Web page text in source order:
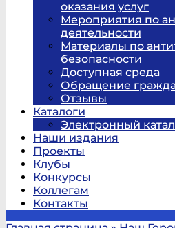
оказания услуг
Мероприятия по
деятельности
Материалы по
безопасности
Доступная среда
Обращение
Отзывы
Каталоги
Электронный
Наши издания
Проекты
Клубы
Конкурсы
Коллегам
Контакты